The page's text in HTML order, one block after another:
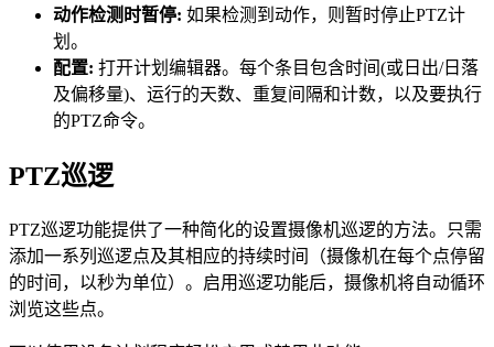
动作检测时暂停: 如果检测到动作，则暂时停止PTZ计
划。
配置: 打开计划编辑器。每个条目包含时间(或日出/日落
及偏移量)、运行的天数、重复间隔和计数，以及要执行
的PTZ命令。
PTZ巡逻
PTZ巡逻功能提供了一种简化的设置摄像机巡逻的方法。只需
添加一系列巡逻点及其相应的持续时间（摄像机在每个点停留
的时间，以秒为单位）。启用巡逻功能后，摄像机将自动循环
浏览这些点。